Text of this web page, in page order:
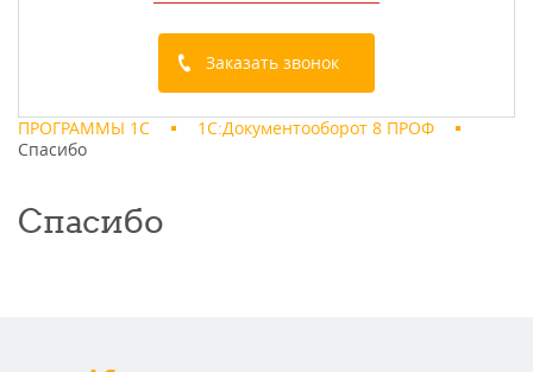
Заказать звонок
ПРОГРАММЫ 1С
1С:Документооборот 8 ПРОФ
Cпасибо
Cпасибо